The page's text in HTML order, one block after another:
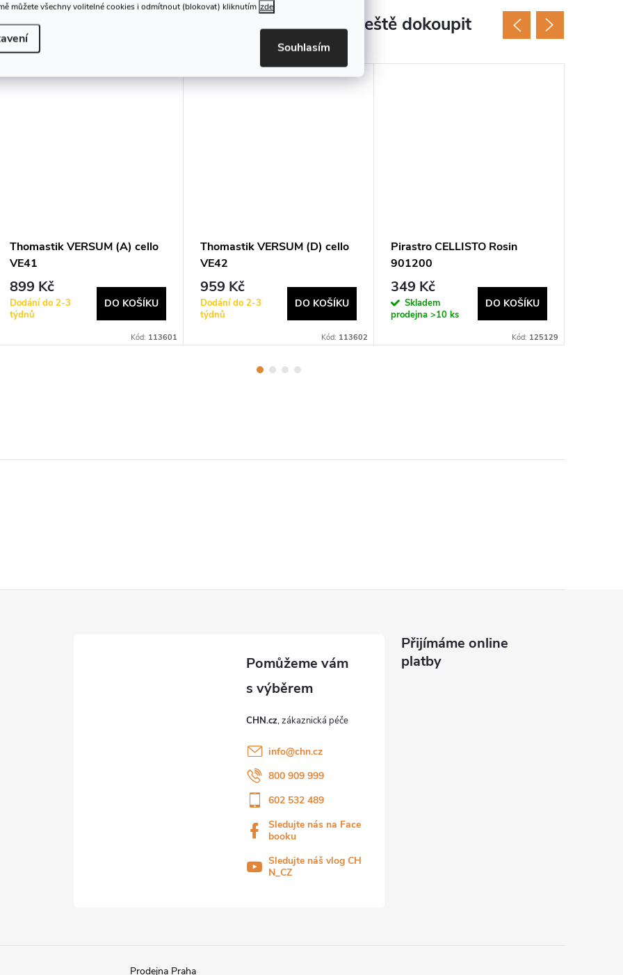
můžete všechny volitelné cookies i odmítnout (blokovat) kliknutím zde
Souhlasím
K tomuto produktu doporučujeme ještě dokoupit
Thomastik VERSUM (A) cello
VE41
899 Kč
Dodání do 2-3
týdnů
DO KOŠÍKU
Kód: 113601
Thomastik VERSUM (D) cello
VE42
959 Kč
Dodání do 2-3
týdnů
DO KOŠÍKU
Kód: 113602
Pirastro CELLISTO Rosin
901200
349 Kč
Skladem
prodejna >10 ks
DO KOŠÍKU
Kód: 125129
CHN.cz
info@chn.cz
800 909 999
602 532 489
Sledujte nás na Face
booku
Sledujte náš vlog CH
N_CZ
Přijímáme online
platby
Prodejna Praha